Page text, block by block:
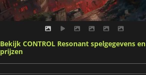
Bekijk CONTROL Resonant spelgegevens en
prijzen